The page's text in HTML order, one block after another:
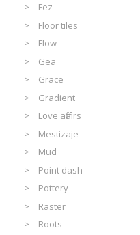
Fez
Floor tiles
Flow
Gea
Grace
Gradient
Love affairs
Mestizaje
Mud
Point dash
Pottery
Raster
Roots